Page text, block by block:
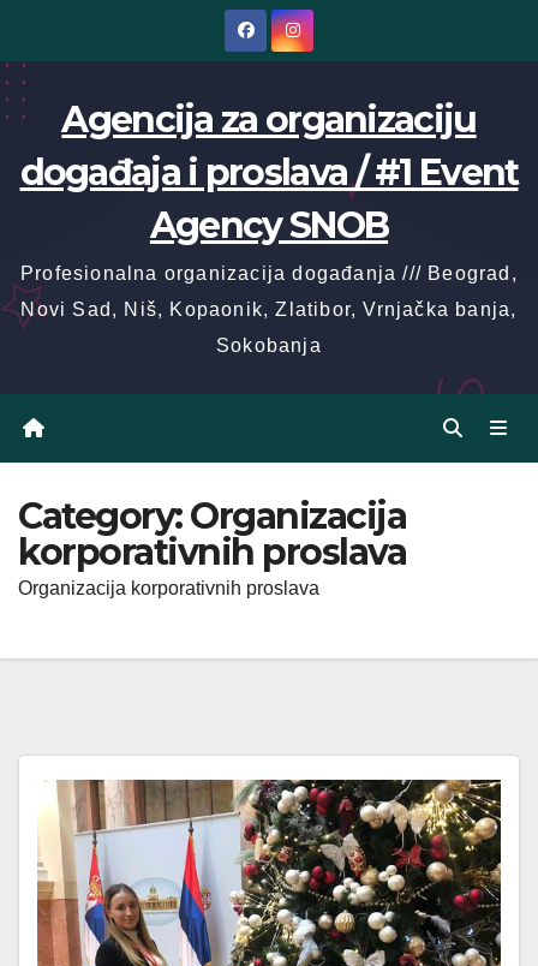
content
Agencija za organizaciju
događaja i proslava / #1 Event
Agency SNOB
Profesionalna organizacija događanja /// Beograd,
Novi Sad, Niš, Kopaonik, Zlatibor, Vrnjačka banja,
Sokobanja
Category:Organizacija
korporativnih proslava
Organizacija korporativnih proslava